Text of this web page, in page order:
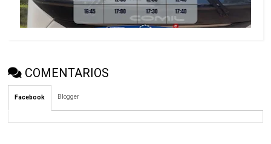
COMENTARIOS
Facebook Blogger